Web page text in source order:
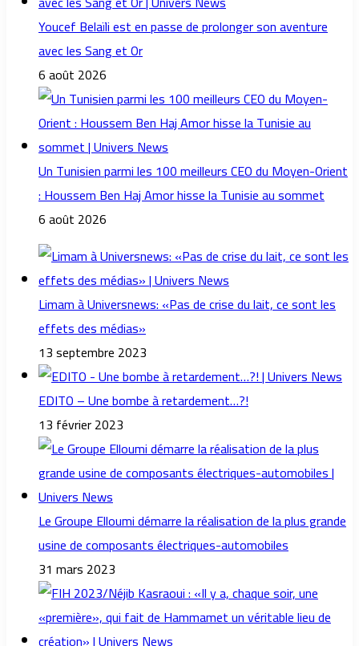
Youcef Belaïli est en passe de prolonger son aventure
avec les Sang et Or
6 août 2026
Un Tunisien parmi les 100 meilleurs CEO du Moyen-Orient
: Houssem Ben Haj Amor hisse la Tunisie au sommet
6 août 2026
Limam à Universnews: «Pas de crise du lait, ce sont les
effets des médias»
13 septembre 2023
EDITO – Une bombe à retardement…?!
13 février 2023
Le Groupe Elloumi démarre la réalisation de la plus grande
usine de composants électriques-automobiles
31 mars 2023